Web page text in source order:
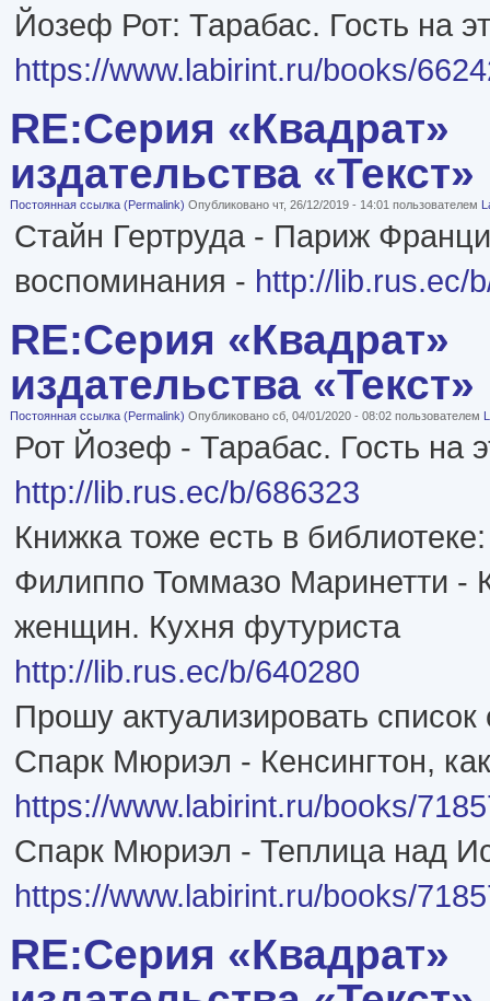
Йозеф Рот: Тарабас. Гость на
https://www.labirint.ru/books/
RE:Серия «Квадрат»
издательства «Текст»
Постоянная ссылка (Permalink) Опубликовано чт, 26/12/2019 - 14:01 пользователем
Стайн Гертруда - Париж
воспоминания - http://lib.rus.ec/
RE:Серия «Квадрат»
издательства «Текст»
Постоянная ссылка (Permalink) Опубликовано сб, 04/01/2020 - 08:02 пользователем
Рот Йозеф - Тарабас. Гость на
http://lib.rus.ec/b/686323
Книжка тоже есть в библиотеке:
Филиппо Томмазо Маринетти -
женщин. Кухня футуриста
http://lib.rus.ec/b/640280
Прошу актуализировать список
Спарк Мюриэл - Кенсингтон,
https://www.labirint.ru/books/
Спарк Мюриэл - Теплица над
https://www.labirint.ru/books/
RE:Серия «Квадрат»